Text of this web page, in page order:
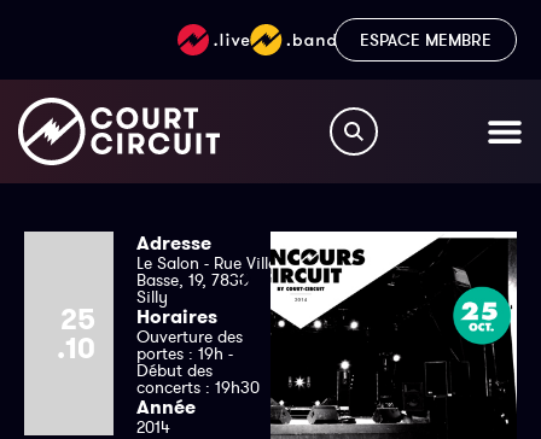
ESPACE MEMBRE
25
.10
Adresse
Le Salon - Rue Ville
Basse, 19, 7830
Silly
Horaires
Ouverture des
portes : 19h -
Début des
concerts : 19h30
Année
2014